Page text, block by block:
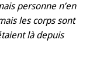
personne n’en
les corps sont
là depuis